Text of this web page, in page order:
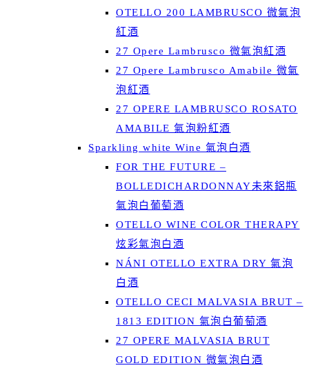
OTELLO 200 LAMBRUSCO 微氣泡
紅酒
27 Opere Lambrusco 微氣泡紅酒
27 Opere Lambrusco Amabile 微氣
泡紅酒
27 OPERE LAMBRUSCO ROSATO
AMABILE 氣泡粉紅酒
Sparkling white Wine 氣泡白酒
FOR THE FUTURE –
BOLLEDICHARDONNAY未來鋁瓶
氣泡白葡萄酒
OTELLO WINE COLOR THERAPY
炫彩氣泡白酒
NÁNI OTELLO EXTRA DRY 氣泡
白酒
OTELLO CECI MALVASIA BRUT –
1813 EDITION 氣泡白葡萄酒
27 OPERE MALVASIA BRUT
GOLD EDITION 微氣泡白酒